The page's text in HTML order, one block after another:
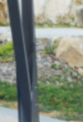
So
und
extrem
sich hierbei
in Frage
ästhetisch
zu